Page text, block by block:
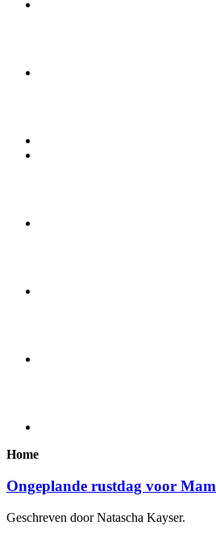
Home
Ongeplande rustdag voor
Geschreven door Natascha Kayser.